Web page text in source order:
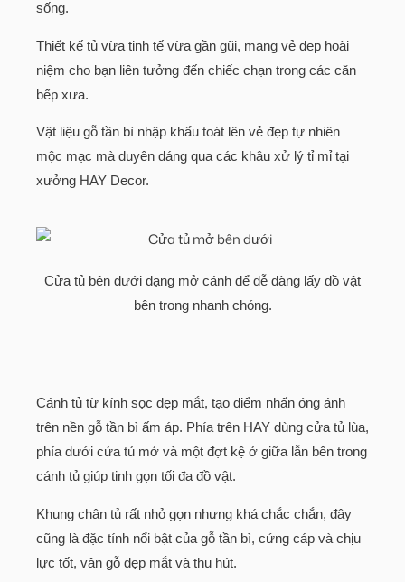
sống.
Thiết kế tủ vừa tinh tế vừa gần gũi, mang vẻ đẹp hoài
niệm cho bạn liên tưởng đến chiếc chạn trong các căn
bếp xưa.
Vật liệu gỗ tần bì nhập khẩu toát lên vẻ đẹp tự nhiên
mộc mạc mà duyên dáng qua các khâu xử lý tỉ mỉ tại
xưởng HAY Decor.
Cửa tủ bên dưới dạng mở cánh để dễ dàng lấy đồ vật
bên trong nhanh chóng.
Cánh tủ từ kính sọc đẹp mắt, tạo điểm nhấn óng ánh
trên nền gỗ tần bì ấm áp. Phía trên HAY dùng cửa tủ lùa,
phía dưới cửa tủ mở và một đợt kệ ở giữa lẫn bên trong
cánh tủ giúp tinh gọn tối đa đồ vật.
Khung chân tủ rất nhỏ gọn nhưng khá chắc chắn, đây
cũng là đặc tính nổi bật của gỗ tần bì, cứng cáp và chịu
lực tốt, vân gỗ đẹp mắt và thu hút.